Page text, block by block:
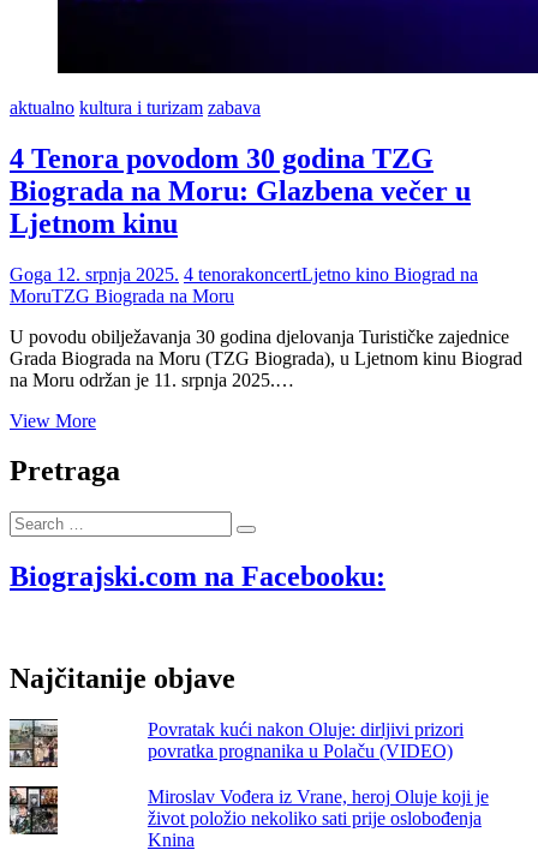
aktualno kultura i turizam zabava
4 Tenora povodom 30 godina TZG
Biograda na Moru: Glazbena večer u
Ljetnom kinu
Goga 12. srpnja 2025. 4 tenorakoncertLjetno kino Biograd na
MoruTZG Biograda na Moru
U povodu obilježavanja 30 godina djelovanja Turističke zajednice
Grada Biograda na Moru (TZG Biograda), u Ljetnom kinu Biograd
na Moru održan je 11. srpnja 2025.…
View More4
povodom
30
na
Moru:
Ljetnom
kinu
Pretraga
Search
…
Biograjski.com na Facebooku:
Najčitanije objave
Povratak kući nakon Oluje: dirljivi prizori
povratka prognanika u Polaču (VIDEO)
Miroslav Vođera iz Vrane, heroj Oluje koji je
život položio nekoliko sati prije oslobođenja
Knina